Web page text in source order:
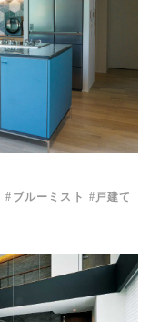
ブルーミスト
戸建て